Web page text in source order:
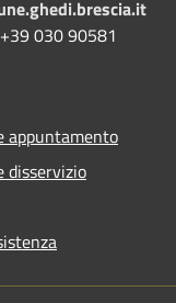
030 90581
appuntamento
disservizio